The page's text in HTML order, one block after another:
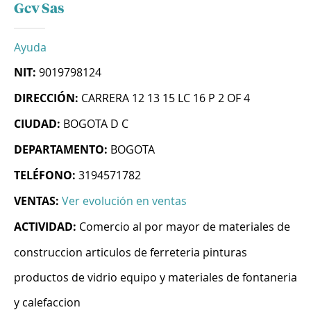
Gcv Sas
Ayuda
NIT: 9019798124
DIRECCIÓN: CARRERA 12 13 15 LC 16 P 2 OF 4
CIUDAD: BOGOTA D C
DEPARTAMENTO: BOGOTA
TELÉFONO: 3194571782
VENTAS: Ver evolución en ventas
ACTIVIDAD: Comercio al por mayor de materiales de
construccion articulos de ferreteria pinturas
productos de vidrio equipo y materiales de fontaneria
y calefaccion